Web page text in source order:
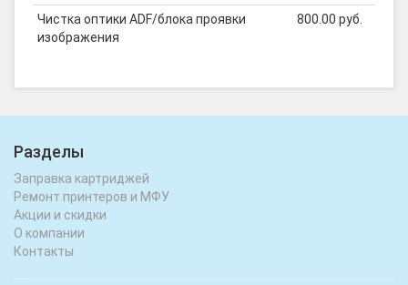
Чистка оптики ADF/блока проявки
изображения
800.00 руб.
Разделы
Заправка картриджей
Ремонт принтеров и МФУ
Акции и скидки
О компании
Контакты